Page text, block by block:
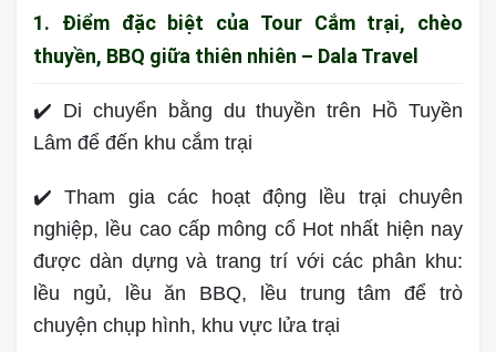
1. Điểm đặc biệt của Tour Cắm trại, chèo
thuyền, BBQ giữa thiên nhiên – Dala Travel
✔️ Di chuyển bằng du thuyền trên Hồ Tuyền
Lâm để đến khu cắm trại
✔️ Tham gia các hoạt động lều trại chuyên
nghiệp, lều cao cấp mông cổ Hot nhất hiện nay
được dàn dựng và trang trí với các phân khu:
lều ngủ, lều ăn BBQ, lều trung tâm để trò
chuyện chụp hình, khu vực lửa trại